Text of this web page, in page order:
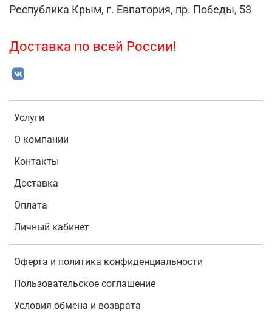
Услуги
О компании
Контакты
Доставка
Оплата
Личный кабинет
Оферта и политика конфиденциальности
Пользовательское соглашение
Условия обмена и возврата
Республика Крым, г. Евпатория, пр. Победы, 53
Доставка по всей России!